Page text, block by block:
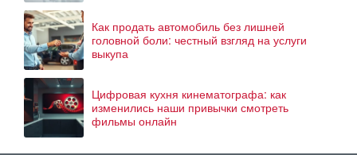
Как продать автомобиль без лишней
головной боли: честный взгляд на услуги
выкупа
Цифровая кухня кинематографа: как
изменились наши привычки смотреть
фильмы онлайн